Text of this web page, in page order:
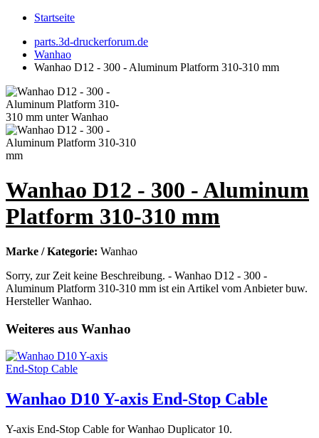
Startseite
parts.3d-druckerforum.de
Wanhao
Wanhao D12 - 300 - Aluminum Platform 310-310 mm
Wanhao D12 - 300 - Aluminum
Platform 310-310 mm
Marke / Kategorie: Wanhao
Sorry, zur Zeit keine Beschreibung. - Wanhao D12 - 300 -
Aluminum Platform 310-310 mm ist ein Artikel vom Anbieter buw.
Hersteller Wanhao.
Weiteres aus Wanhao
Wanhao D10 Y-axis End-Stop Cable
Y-axis End-Stop Cable for Wanhao Duplicator 10.